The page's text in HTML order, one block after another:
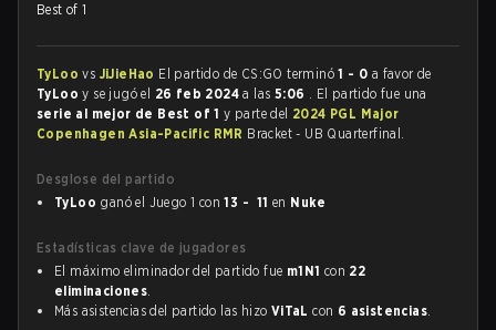
Best of 1
TyLoovs JiJieHao El partido de CS:GO terminó1 - 0 a favor de
TyLooy se jugó el 26 feb 2024a las 5:06 . El partido fue una
serie al mejor de Best of 1y parte del 2024 PGL Major
Copenhagen Asia-Pacific RMR Bracket - UB Quarterfinal.
Desglose del partido
TyLoo ganó el Juego 1 con13 - 11 en Nuke
Estadísticas clave de jugadores
El máximo eliminador del partido fue m1N1 con 22
eliminaciones.
Más asistencias del partido las hizo ViTaL con 6 asistencias.